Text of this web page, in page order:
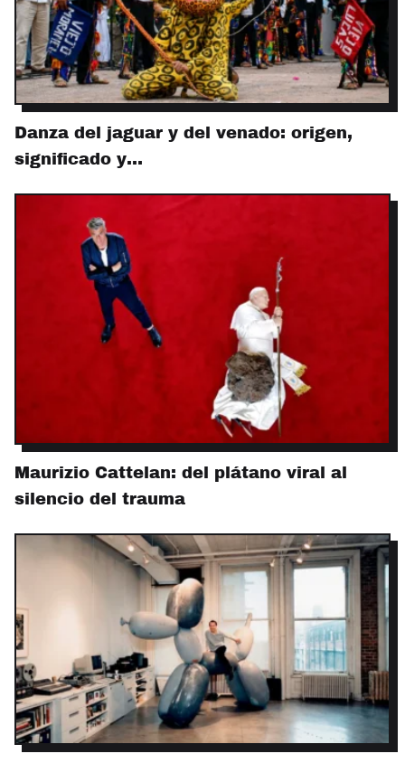
Danza del jaguar y del venado: origen,
significado y…
Maurizio Cattelan: del plátano viral al
silencio del trauma